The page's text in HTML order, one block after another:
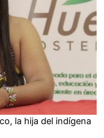
la hija del indígena